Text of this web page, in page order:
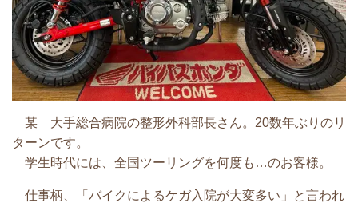
某 大手総合病院の整形外科部長さん。20数年ぶりのリ
ターンです。
学生時代には、全国ツーリングを何度も…のお客様。
仕事柄、「バイクによるケガ入院が大変多い」と言われ